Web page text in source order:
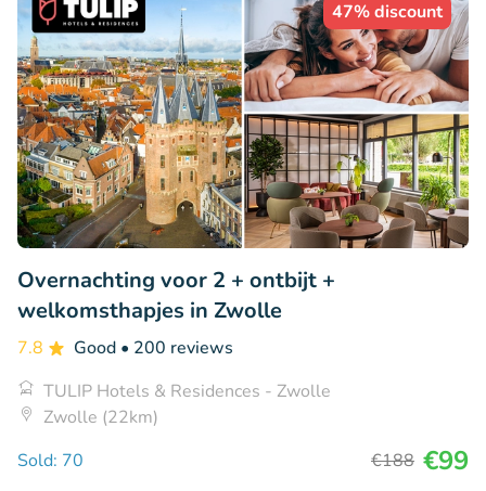
47% discount
Overnachting voor 2 + ontbijt +
welkomsthapjes in Zwolle
7.8 Good • 200 reviews
TULIP Hotels & Residences - Zwolle
Zwolle (22km)
Sold: 70
€188 €99